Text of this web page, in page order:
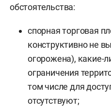
обстоятельства:
спорная торговая
конструктивно не
огорожена), какие-
ограничения
том числе для
отсутствуют;